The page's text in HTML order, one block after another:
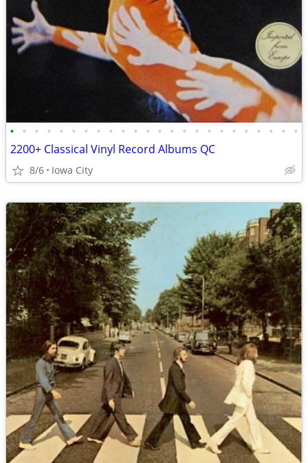
• • • • • • • • • • • • • • • • • • • • • • • •
2200+ Classical Vinyl Record Albums QC
8/6 Iowa City